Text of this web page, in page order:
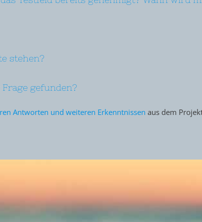
stehen?
gefunden?
Antworten und weiteren Erkenntnissen aus dem